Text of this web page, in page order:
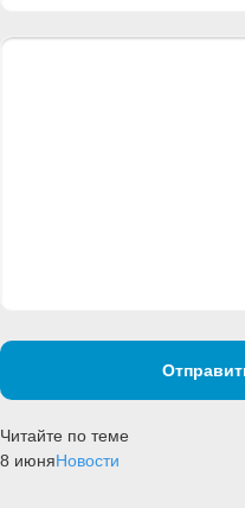
Читайте по теме
8 июняНовости